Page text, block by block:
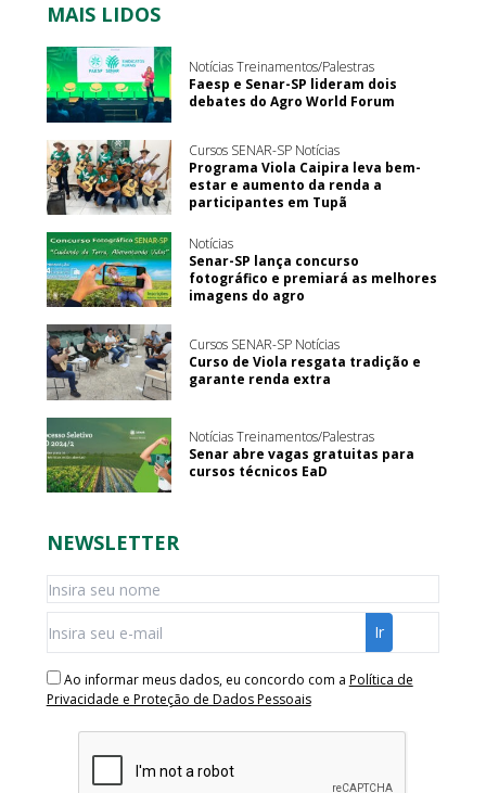
MAIS LIDOS
Notícias Treinamentos/Palestras
Faesp e Senar-SP lideram dois
debates do Agro World Forum
Cursos SENAR-SP Notícias
Programa Viola Caipira leva bem-
estar e aumento da renda a
participantes em Tupã
Notícias
Senar-SP lança concurso
fotográfico e premiará as melhores
imagens do agro
Cursos SENAR-SP Notícias
Curso de Viola resgata tradição e
garante renda extra
Notícias Treinamentos/Palestras
Senar abre vagas gratuitas para
cursos técnicos EaD
NEWSLETTER
Ao informar meus dados, eu concordo com a Política de
Privacidade e Proteção de Dados Pessoais